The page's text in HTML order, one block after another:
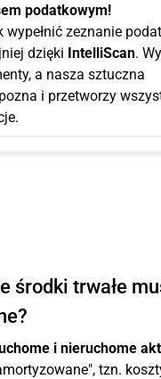
podatkowym!
wypełnić zeznanie
dzięki IntelliScan.
a nasza sztuczna
i przetworzy
środki trwałe
i nieruchome
tzn.